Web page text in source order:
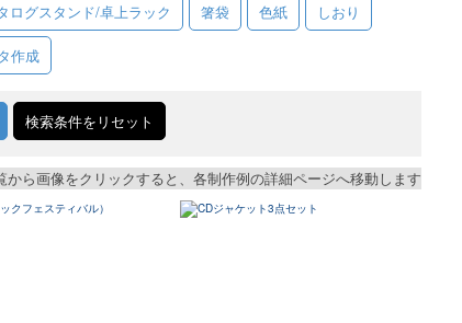
ログスタンド/卓上ラック 箸袋 色紙 しおり
作成
検索条件をリセット
から画像をクリックすると、各制作例の詳細ページへ移動します